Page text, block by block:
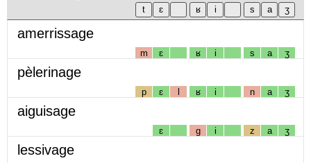
amerrissage
m ɛ ʁ i s a ʒ
pèlerinage
p ɛ l ʁ i n a ʒ
aiguisage
ɛ g i z a ʒ
lessivage